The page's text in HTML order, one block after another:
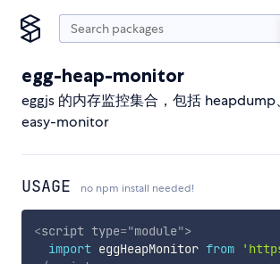
egg-heap-monitor
eggjs 的内存监控集合，包括 heapdump
easy-monitor
USAGE no npm install needed!
<script type="module">
import eggHeapMonitor from